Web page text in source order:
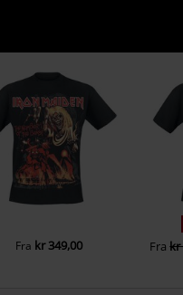
Fra kr 349,00 Frakr